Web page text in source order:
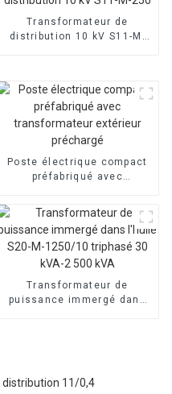
Transformateur de
distribution 10 kV S11-M-
Poste électrique compact
préfabriqué avec
préchargé
Transformateur de
puissance immergé dans